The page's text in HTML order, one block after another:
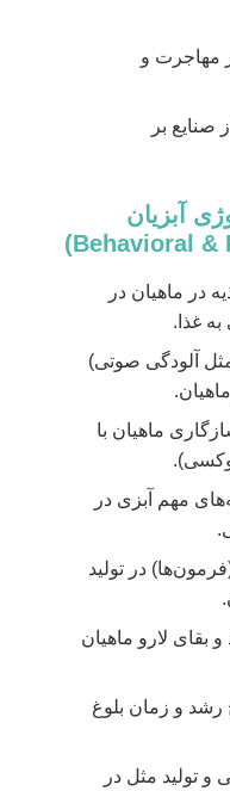
مهاجرت و
صنایع بر
آبزیان
در ماهیان در
غذا.
آلودگی صوتی)
ماهیان با
مهم آبزی در
در تولید
بقای لارو ماهیان
رشد و زمان بلوغ
و تولید مثل در